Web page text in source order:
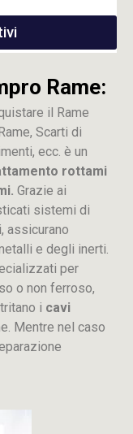
Rame:
il Rame
Scarti di
ecc. è un
rottami
Grazie ai
sistemi di
assicurano
e degli inerti.
per
o non ferroso,
i cavi
Mentre nel caso